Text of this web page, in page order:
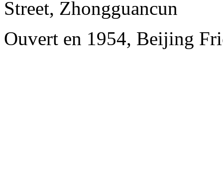
Street, Zhongguancun
Ouvert en 1954, Beijing